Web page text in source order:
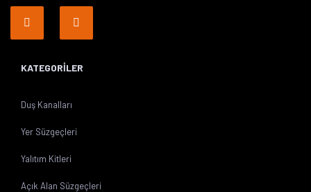
KATEGORİLER
Duş Kanalları
Yer Süzgeçleri
Yalıtım Kitleri
Açık Alan Süzgeçleri